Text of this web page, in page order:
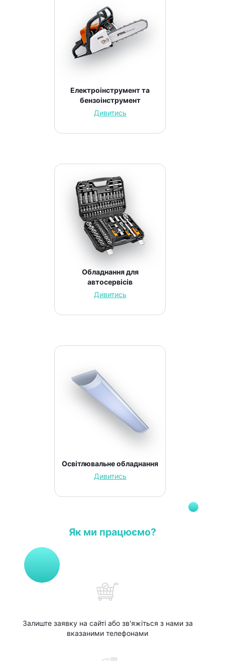
Електроінструмент та
бензоінструмент
Дивитись
Обладнання для
автосервісів
Дивитись
Освітлювальне обладнання
Дивитись
Як ми працюємо?
Залиште заявку на сайті або зв'яжіться з нами за
вказаними телефонами